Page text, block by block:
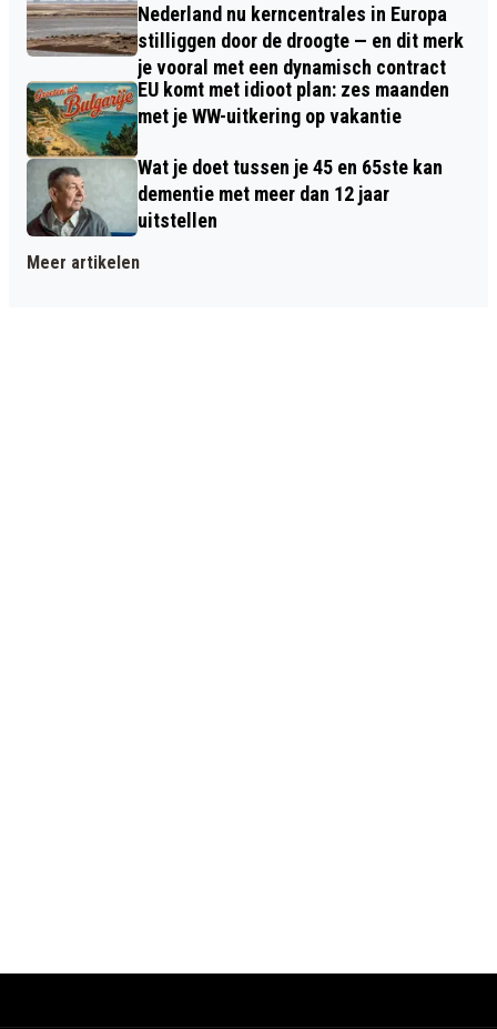
Nederland nu kerncentrales in Europa
stilliggen door de droogte — en dit merk
je vooral met een dynamisch contract
EU komt met idioot plan: zes maanden
met je WW-uitkering op vakantie
Wat je doet tussen je 45 en 65ste kan
dementie met meer dan 12 jaar
uitstellen
Meer artikelen